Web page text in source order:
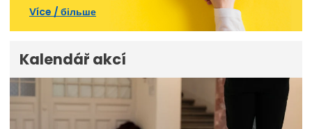
Více / більше
Kalendář akcí